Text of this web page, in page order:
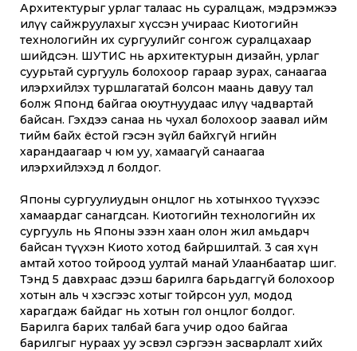
Архитектурыг урлаг талаас нь суралцаж, мэдрэмжээ
илүү сайжруулахыг хүссэн учираас Киотогийн
технологийн их сургуулийг сонгож суралцахаар
шийдсэн. ШУТИС нь архитектурын дизайн, урлаг
суурьтай сургууль болохоор гараар зурах, санаагаа
илэрхийлэх туршлагатай болсон маань давуу тал
болж Японд байгаа оюутнуудаас илүү чадвартай
байсан. Гэхдээ санаа нь чухал болохоор заавал ийм
тийм байх ёстой гэсэн зүйл байхгүй өнгийн
харандаагаар ч юм уу, хамаагүй санаагаа
илэрхийлэхэд л болдог.
Японы сургуулиудын онцлог нь хотынхоо түүхээс
хамаардаг санагдсан. Киотогийн технологийн их
сургууль нь Японы эзэн хаан олон жил амьдарч
байсан түүхэн Киото хотод байршилтай. 3 сая хүн
амтай хотоо тойроод уултай манай Улаанбаатар шиг.
Тэнд 5 давхраас дээш барилга барьдаггүй болохоор
хотын аль ч хэсгээс хотыг тойрсон уул, модод
харагдаж байдаг нь хотын гол онцлог болдог.
Барилга барих талбай бага учир одоо байгаа
барилгыг нураах уу эсвэл сэргээн засварлалт хийх